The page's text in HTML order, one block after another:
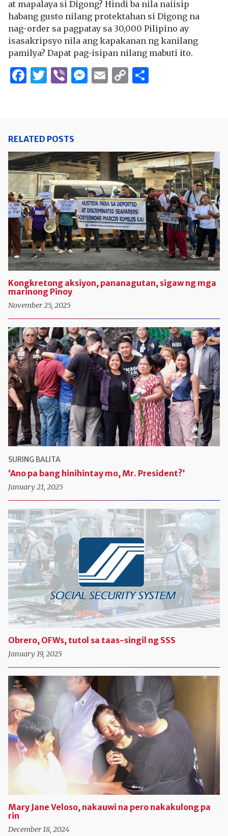
at mapalaya si Digong? Hindi ba nila naiisip
habang gusto nilang protektahan si Digong na
nag-order sa pagpatay sa 30,000 Pilipino ay
isasakripsyo nila ang kapakanan ng kanilang
pamilya? Dapat pag-isipan nilang mabuti ito.
Facebook
Twitter
ViberMessenger
Email
Copy
RELATED POSTS
Kongkretong aksiyon, pananagutan, sigaw ng mga
marinong Pinoy
November 25, 2025
SURING BALITA
‘Ano pa bang hinihintay mo, Mr. President?’
January 21, 2025
Obrero, OFWs, tutol sa taas-singil ng SSS
January 19, 2025
Mary Jane Veloso, nakauwi na pero nakakulong pa
rin
December 18, 2024